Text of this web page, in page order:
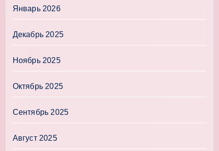
Январь 2026
Декабрь 2025
Ноябрь 2025
Октябрь 2025
Сентябрь 2025
Август 2025